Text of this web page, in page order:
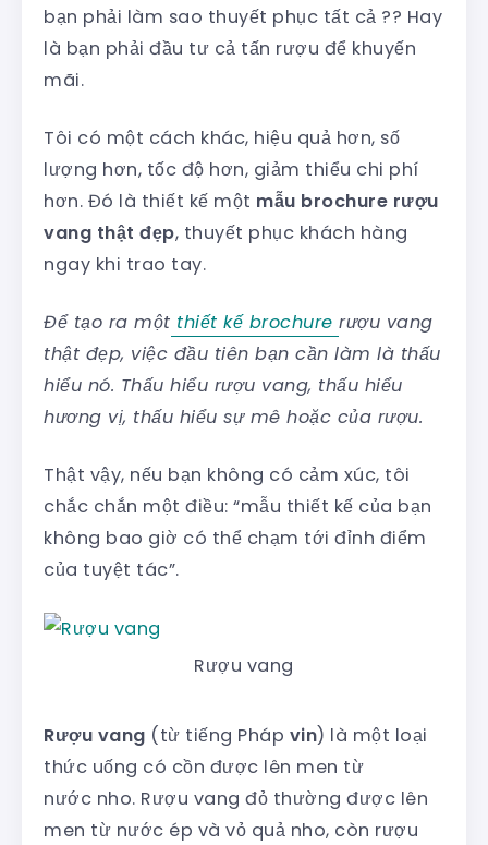
bạn phải làm sao thuyết phục tất cả ?? Hay
là bạn phải đầu tư cả tấn rượu để khuyến
mãi.
Tôi có một cách khác, hiệu quả hơn, số
lượng hơn, tốc độ hơn, giảm thiểu chi phí
hơn. Đó là thiết kế một mẫu brochure rượu
vang thật đẹp, thuyết phục khách hàng
ngay khi trao tay.
Để tạo ra một thiết kế brochure rượu vang
thật đẹp, việc đầu tiên bạn cần làm là thấu
hiểu nó. Thấu hiểu rượu vang, thấu hiểu
hương vị, thấu hiểu sự mê hoặc của rượu.
Thật vậy, nếu bạn không có cảm xúc, tôi
chắc chắn một điều: “mẫu thiết kế của bạn
không bao giờ có thể chạm tới đỉnh điểm
của tuyệt tác”.
Rượu vang
Rượu vang (từ tiếng Pháp vin) là một loại
thức uống có cồn được lên men từ
nước nho. Rượu vang đỏ thường được lên
men từ nước ép và vỏ quả nho, còn rượu